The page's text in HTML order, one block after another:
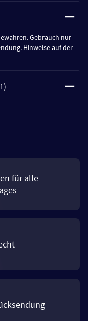
Gebrauch nur
Hinweise auf der
für alle